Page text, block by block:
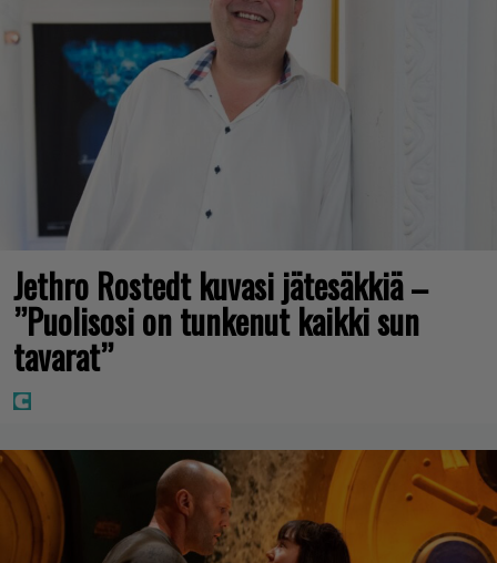
Jethro Rostedt kuvasi jätesäkkiä –
”Puolisosi on tunkenut kaikki sun
tavarat”